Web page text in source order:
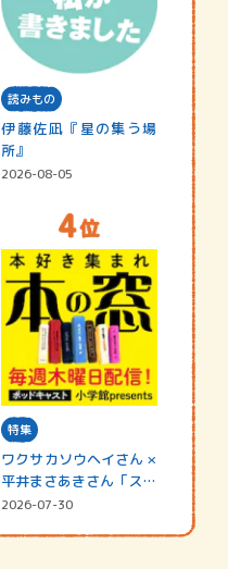
読みもの
伊藤佐凪『星の集う場
所』
2026-08-05
特集
ワクサカソウヘイさん ×
平井まさあきさん「スペ
シャ…
2026-07-30